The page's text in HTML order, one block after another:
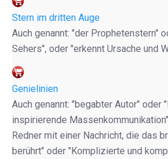
Stern im dritten Auge
Auch genannt: "der Prophetenstern"
Sehers", oder "erkennt Ursache und
Genielinien
Auch genannt: "begabter Autor" oder
inspirierende
Redner mit einer Nachricht, die das
berührt" oder "Komplizierte und